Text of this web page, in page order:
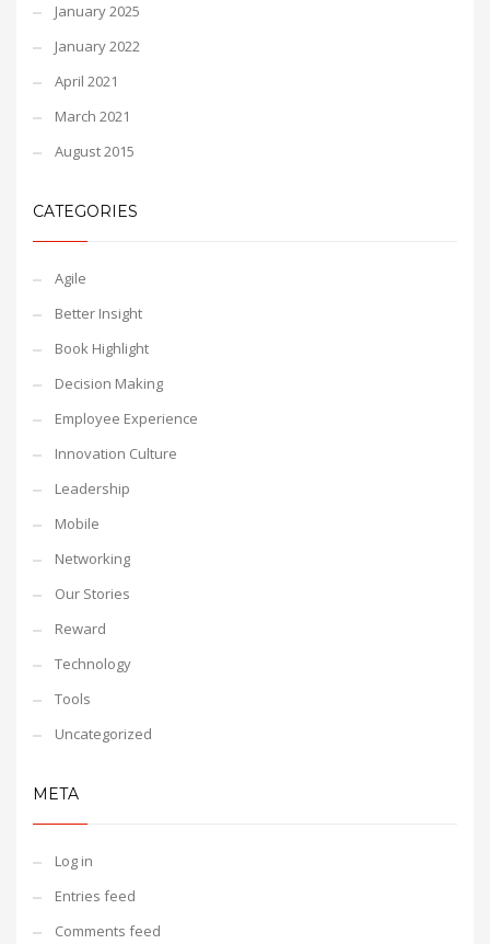
January 2025
January 2022
April 2021
March 2021
August 2015
CATEGORIES
Agile
Better Insight
Book Highlight
Decision Making
Employee Experience
Innovation Culture
Leadership
Mobile
Networking
Our Stories
Reward
Technology
Tools
Uncategorized
META
Log in
Entries feed
Comments feed